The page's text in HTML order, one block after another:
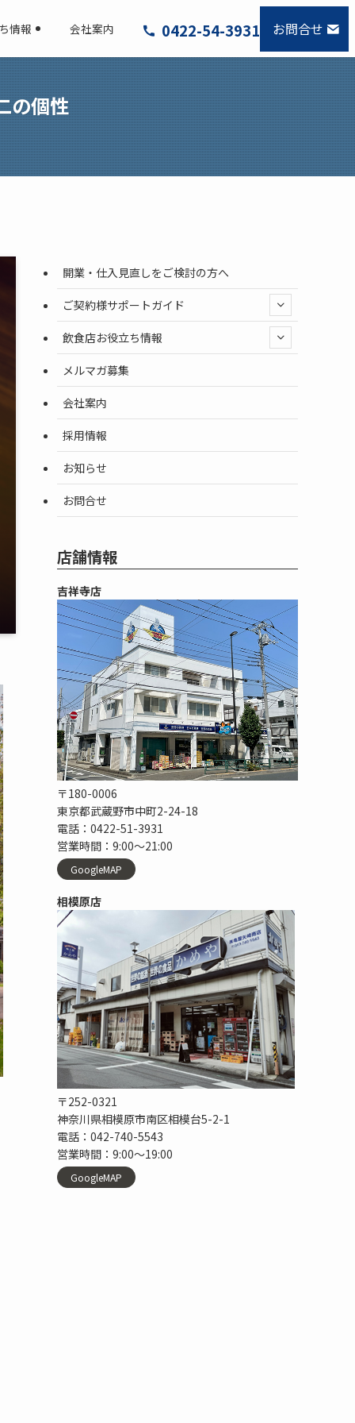
情報 会社案内 0422-54-3931 お問合せ
の個性
開業・仕入見直しをご検討の方へ
ご契約様サポートガイド
飲食店お役立ち情報
メルマガ募集
会社案内
採用情報
お知らせ
お問合せ
店舗情報
吉祥寺店
〒180-0006
東京都武蔵野市中町2-24-18
電話：0422-51-3931
営業時間：9:00〜21:00
GoogleMAP
相模原店
〒252-0321
神奈川県相模原市南区相模台5-2-1
電話：042-740-5543
営業時間：9:00〜19:00
GoogleMAP